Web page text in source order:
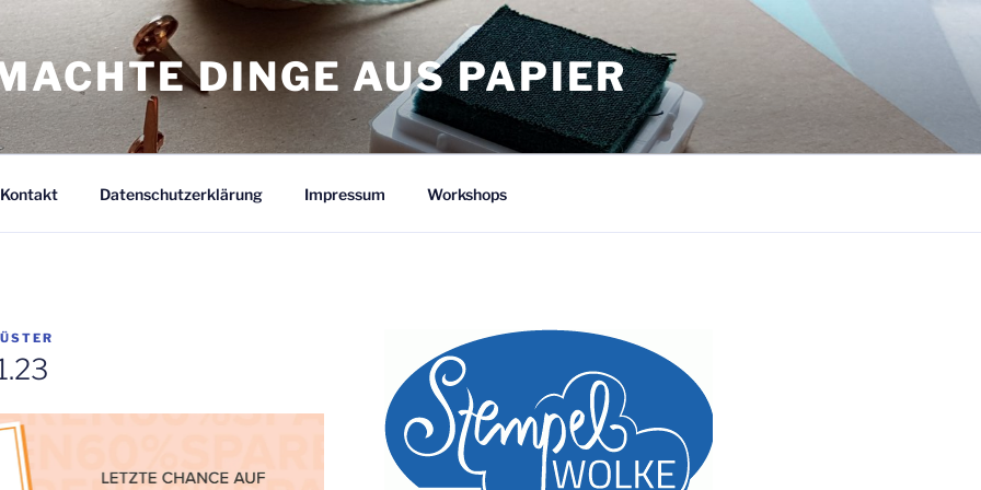
DINGE AUS PAPIER
Kontakt Datenschutzerklärung Impressum Workshops